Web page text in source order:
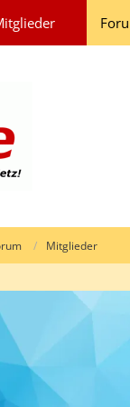
Mitglieder